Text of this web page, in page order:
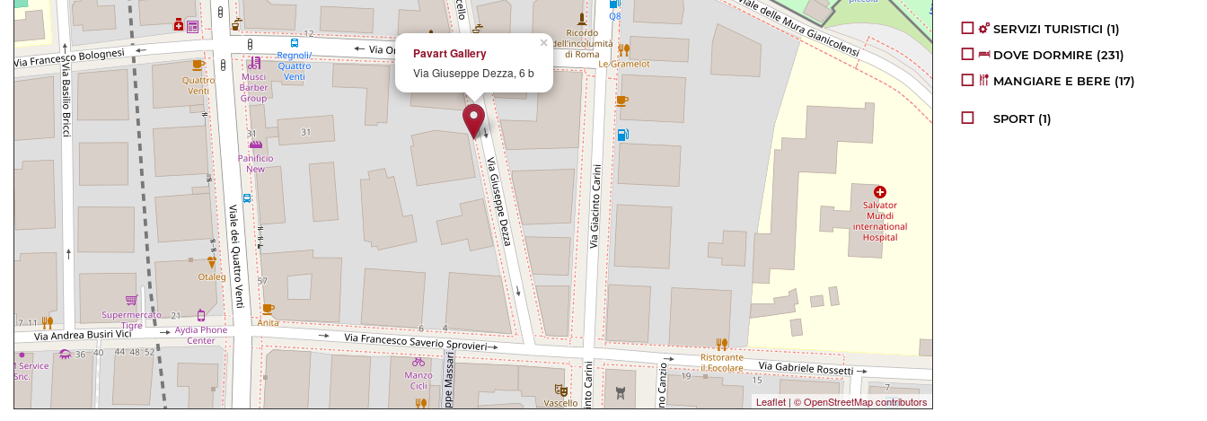
×
Pavart Gallery
Via Giuseppe Dezza, 6 b
Leaflet | © OpenStreetMap contributors
SERVIZI TURISTICI (1)
DOVE DORMIRE (231)
MANGIARE E BERE (17)
SPORT (1)